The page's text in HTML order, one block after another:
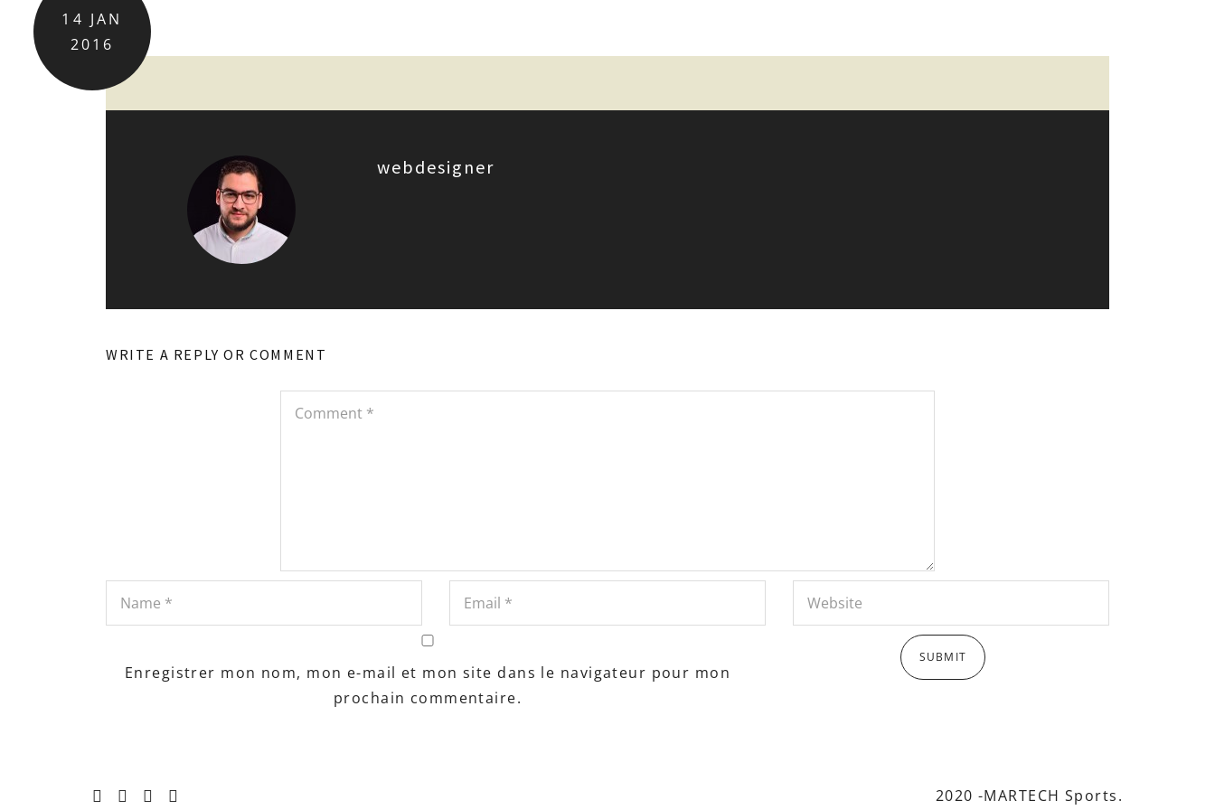
14 JAN
2016
webdesigner
WRITE A REPLY OR COMMENT
Enregistrer mon nom, mon e-mail et mon site dans le navigateur pour mon
prochain commentaire.
2020 -MARTECH Sports.